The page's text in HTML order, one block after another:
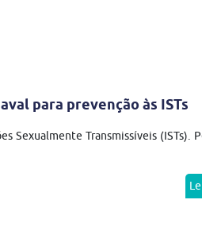
para prevenção às ISTs
Sexualmente Transmissíveis (ISTs).